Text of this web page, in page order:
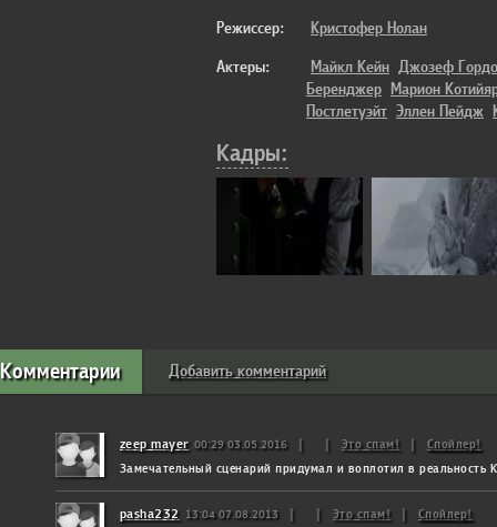
Режиссер:
Кристофер Нолан
Актеры:
Майкл Кейн Джозеф
Беренджер Марион
Постлетуэйт Эллен Пейдж
Кадры:
Комментарии Добавить комментарий
zeep mayer 00:29 03.05.2016 Это спам!
Спойлер!
Замечательный сценарий придумал и воплотил в
pasha232 13:04 07.08.2013 Это спам!
Спойлер!